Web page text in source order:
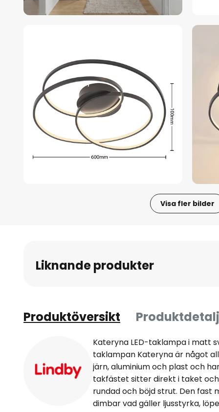
Visa fler bilder
bildgalleriet
Liknande produkter
Produktöversikt
Kateryna LED-taklampa i matt
taklampan Kateryna är något
järn, aluminium och plast och
takfästet sitter direkt i taket
rundad och böjd strut. Den fast
dimbar vad gäller ljusstyrka,